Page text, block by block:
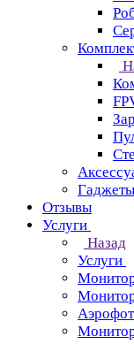
Гаджеты
Отзывы
Услуги
Назад
Услуги